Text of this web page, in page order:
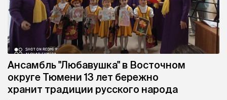
Ансамбль "Любавушка" в Восточном
округе Тюмени 13 лет бережно
хранит традиции русского народа